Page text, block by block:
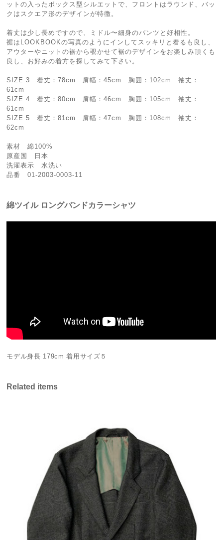
ットの入ったボックス型シルエットで、フロントはラウンド、バッ
クはスクエア形のデザインが特徴。
着丈は少し長めですので、ミドル〜細身のパンツと好相性。
裾はLOOKBOOKの写真のようにインしてスッキリと着るも良し、
アウターやニットの裾から覗かせて裾のデザインをお楽しみ頂くも
良し、お好みの着方を探してみて下さい。
SIZE 3 着丈：78cm 肩幅：45cm 胸囲：102cm 袖丈：
61cm
SIZE 4 着丈：80cm 肩幅：46cm 胸囲：105cm 袖丈：
61cm
SIZE 5 着丈：81cm 肩幅：47cm 胸囲：108cm 袖丈：
62cm
素材 綿100%
原産国 日本
洗濯表示 水洗い
品番 01-2003-0003-11
綿ツイル ロングバンドカラーシャツ
モデル身長 179cm 着用サイズ５
Related items